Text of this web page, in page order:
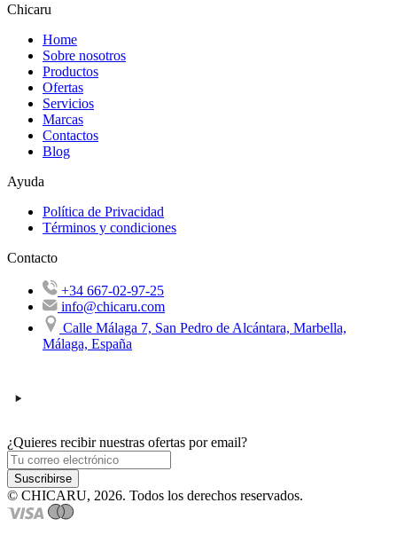
Chicaru
Home
Sobre nosotros
Productos
Ofertas
Servicios
Marcas
Contactos
Blog
Ayuda
Política de Privacidad
Términos y condiciones
Contacto
+34 667-02-97-25
info@chicaru.com
Calle Málaga 7, San Pedro de Alcántara, Marbella,
Málaga, España
¿Quieres recibir nuestras ofertas por email?
Suscribirse
© CHICARU, 2026. Todos los derechos reservados.